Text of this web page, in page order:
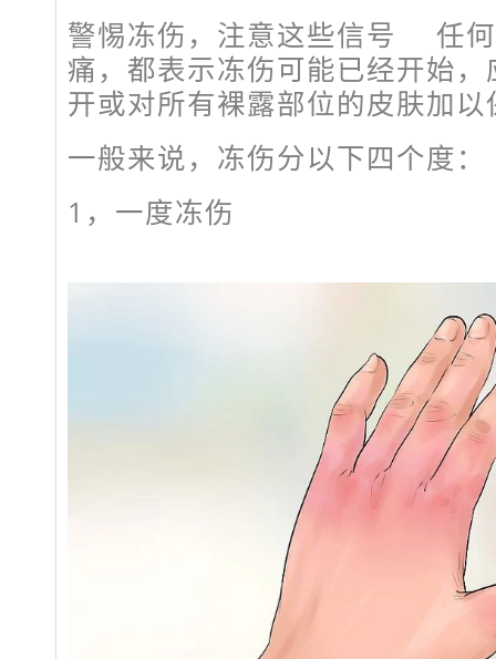
警惕冻伤，注意这些信号 任何
痛，都表示冻伤可能已经开始
开或对所有裸露部位的皮肤加以
一般来说，冻伤分以下四个度：
1， 一度冻伤